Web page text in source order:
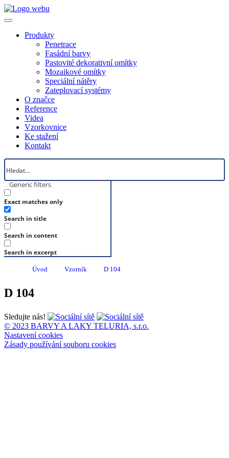
Produkty
Penetrace
Fasádní barvy
Pastovité dekorativní omítky
Mozaikové omítky
Speciální nátěry
Zateplovací systémy
O značce
Reference
Videa
Vzorkovnice
Ke stažení
Kontakt
Generic filters
Exact matches only
Search in title
Search in content
Search in excerpt
Úvod Vzorník D 104
D 104
Sledujte nás!
© 2023 BARVY A LAKY TELURIA, s.r.o.
Nastavení cookies
Zásady používání souboru cookies